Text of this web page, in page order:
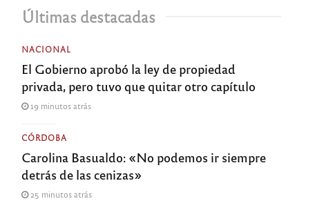
Últimas destacadas
NACIONAL
El Gobierno aprobó la ley de propiedad
privada, pero tuvo que quitar otro capítulo
19 minutos atrás
CÓRDOBA
Carolina Basualdo: «No podemos ir siempre
detrás de las cenizas»
25 minutos atrás